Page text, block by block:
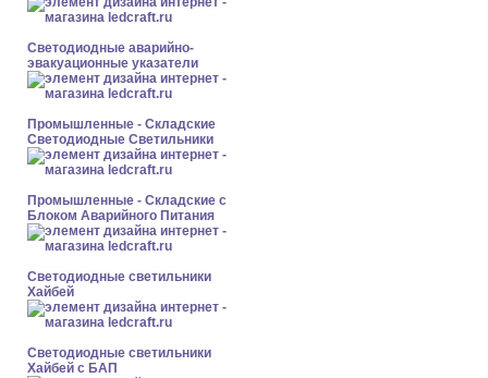
Светодиодные аварийно-
эвакуационные указатели
Промышленные - Складские
Светодиодные Светильники
Промышленные - Складские с
Блоком Аварийного Питания
Светодиодные светильники
Хайбей
Светодиодные светильники
Хайбей с БАП